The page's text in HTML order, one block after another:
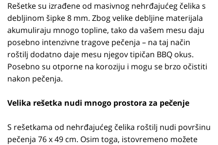
Rešetke su izrađene od masivnog nehrđajućeg čelika s
debljinom šipke 8 mm. Zbog velike debljine materijala
akumuliraju mnogo topline, tako da vašem mesu daju
posebno intenzivne tragove pečenja – na taj način
roštilj dodatno daje mesu njegov tipičan BBQ okus.
Posebno su otporne na koroziju i mogu se brzo očistiti
nakon pečenja.
Velika rešetka nudi mnogo prostora za pečenje
S rešetkama od nehrđajućeg čelika roštilj nudi površinu
pečenja 76 x 49 cm. Osim toga, istovremeno možete